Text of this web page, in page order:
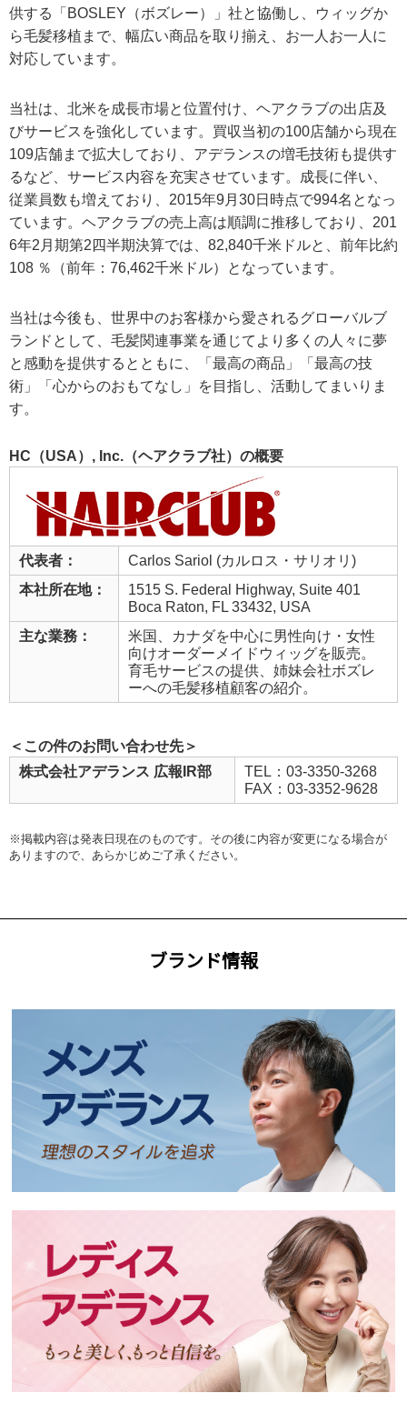
供する「BOSLEY（ボズレー）」社と協働し、ウィッグか
ら毛髪移植まで、幅広い商品を取り揃え、お一人お一人に
対応しています。
当社は、北米を成長市場と位置付け、ヘアクラブの出店及
びサービスを強化しています。買収当初の100店舗から現在
109店舗まで拡大しており、アデランスの増毛技術も提供す
るなど、サービス内容を充実させています。成長に伴い、
従業員数も増えており、2015年9月30日時点で994名となっ
ています。ヘアクラブの売上高は順調に推移しており、201
6年2月期第2四半期決算では、82,840千米ドルと、前年比約
108 ％（前年：76,462千米ドル）となっています。
当社は今後も、世界中のお客様から愛されるグローバルブ
ランドとして、毛髪関連事業を通じてより多くの人々に夢
と感動を提供するとともに、「最高の商品」「最高の技
術」「心からのおもてなし」を目指し、活動してまいりま
す。
HC（USA）, Inc.（ヘアクラブ社）の概要
代表者：
Carlos Sariol (カルロス・サリオリ)
本社所在地：
1515 S. Federal Highway, Suite 401
Boca Raton, FL 33432, USA
主な業務：
米国、カナダを中心に男性向け・女性
向けオーダーメイドウィッグを販売。
育毛サービスの提供、姉妹会社ボズレ
ーへの毛髪移植顧客の紹介。
＜この件のお問い合わせ先＞
株式会社アデランス 広報IR部
TEL：03-3350-3268
FAX：03-3352-9628
※掲載内容は発表日現在のものです。その後に内容が変更になる場合が
ありますので、あらかじめご了承ください。
ブランド情報